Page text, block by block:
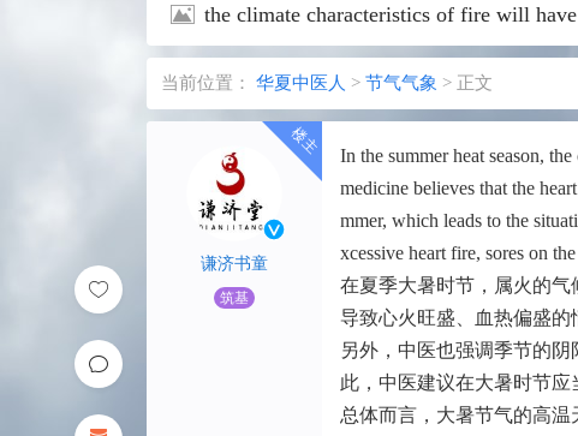
the climate characteristics of fire will
当前位置： 华夏中医人 > 节气气象 > 正文
谦济书童
筑基
In the summer heat season,
medicine believes that the
mmer, which leads to the
xcessive heart fire, sores on
在夏季大暑时节，属火的气
导致心火旺盛、血热偏盛的
另外，中医也强调季节的
此，中医建议在大暑时节应
总体而言，大暑节气的高